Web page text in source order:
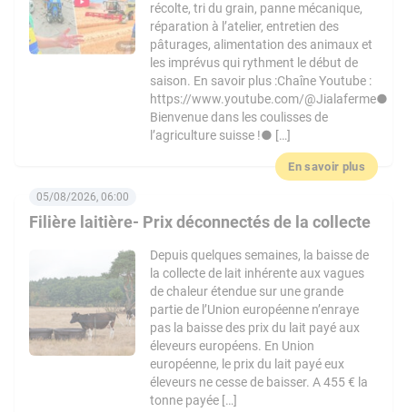
récolte, tri du grain, panne mécanique,
réparation à l’atelier, entretien des
pâturages, alimentation des animaux et
les imprévus qui rythment le début de
saison. En savoir plus :Chaîne Youtube :
https://www.youtube.com/@Jialaferme●
Bienvenue dans les coulisses de
l’agriculture suisse !● […]
En savoir plus
Filière laitière- Prix déconnectés de la collecte
05/08/2026, 06:00
Depuis quelques semaines, la baisse de
la collecte de lait inhérente aux vagues
de chaleur étendue sur une grande
partie de l’Union européenne n’enraye
pas la baisse des prix du lait payé aux
éleveurs européens. En Union
européenne, le prix du lait payé eux
éleveurs ne cesse de baisser. A 455 € la
tonne payée […]